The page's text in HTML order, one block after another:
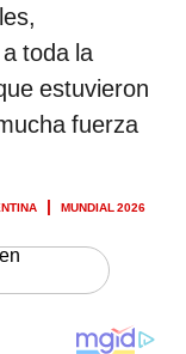
toda la
estuvieron
fuerza
MUNDIAL 2026